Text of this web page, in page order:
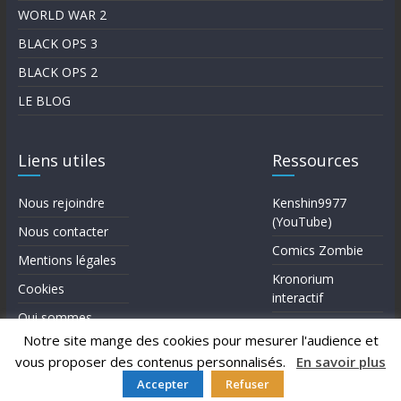
Notre site mange des cookies pour mesurer l'audience et
vous proposer des contenus personnalisés. En savoir plus
Accepter Refuser
WORLD WAR 2
BLACK OPS 3
BLACK OPS 2
LE BLOG
Liens utiles
Nous rejoindre
Nous contacter
Mentions légales
Cookies
Qui sommes-
nous?
Ressources
Kenshin9977
(YouTube)
Comics Zombie
Kronorium
interactif